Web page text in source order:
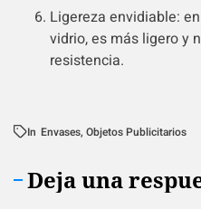
Ligereza envidiable:
vidrio, es más ligero y
resistencia.
In Envases, Objetos Publicitarios
Deja una